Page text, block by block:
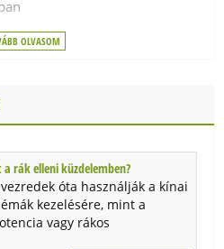
szóját,
összetevőt, tartósítószert,
túl az ajánlott napi
Inc.
minőségű, prémium
összetevőket
mentesek gyomirtóktól,
Practice) minősítéssel
laboratóriumi vizsgálatok
gomba őrleményt
OLVASOM
rák elleni küzdelemben?
óta használják a kínai
kezelésére, mint a
vagy rákos